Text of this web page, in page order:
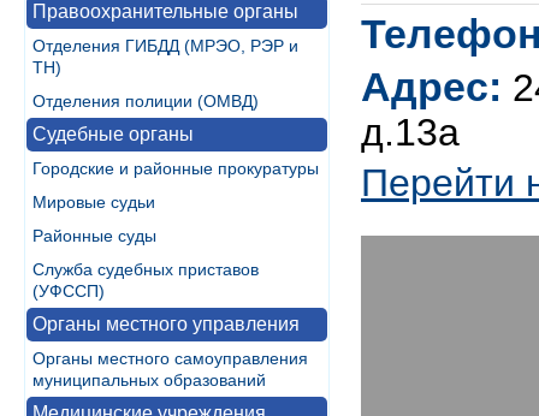
Правоохранительные органы
Отделения ГИБДД (МРЭО, РЭР и
ТН)
Отделения полиции (ОМВД)
Судебные органы
Городские и районные прокуратуры
Мировые судьи
Районные суды
Служба судебных приставов
(УФССП)
Органы местного управления
Органы местного самоуправления
муниципальных образований
Адрес:
д.13а
Перейти